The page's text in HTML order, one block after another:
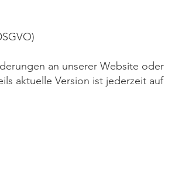
an unserer Website oder
aktuelle Version ist jederzeit auf